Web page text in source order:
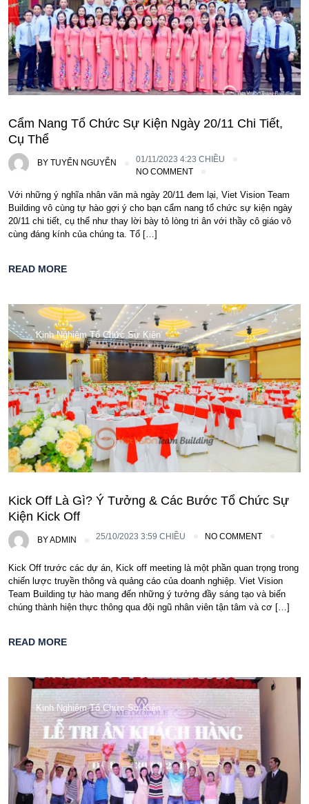
Cẩm Nang Tổ Chức Sự Kiện Ngày 20/11 Chi Tiết,
Cụ Thể
BY TUYỂN NGUYỄN
01/11/2023 4:23 CHIỀU
NO COMMENT
Với những ý nghĩa nhân văn mà ngày 20/11 đem lại, Viet Vision Team
Building vô cùng tự hào gợi ý cho bạn cẩm nang tổ chức sự kiện ngày
20/11 chi tiết, cụ thể như thay lời bày tỏ lòng tri ân với thầy cô giáo vô
cùng đáng kính của chúng ta. Tổ […]
READ MORE
Kinh Nghiệm Tổ Chức Sự Kiện
Kick Off Là Gì? Ý Tưởng & Các Bước Tổ Chức Sự
Kiện Kick Off
BYADMIN 25/10/2023 3:59 CHIỀU NO COMMENT
Kick Off trước các dự án, Kick off meeting là một phần quan trọng trong
chiến lược truyền thông và quảng cáo của doanh nghiệp. Viet Vision
Team Building tự hào mang đến những ý tưởng đầy sáng tạo và biến
chúng thành hiện thực thông qua đội ngũ nhân viên tận tâm và cơ […]
READ MORE
Kinh Nghiệm Tổ Chức Sự Kiện